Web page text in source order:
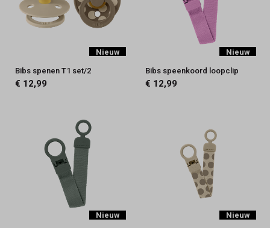
Nieuw
Bibs spenen T1 set/2
€ 12,99
Nieuw
Bibs speenkoord loopclip
€ 12,99
Nieuw
Nieuw